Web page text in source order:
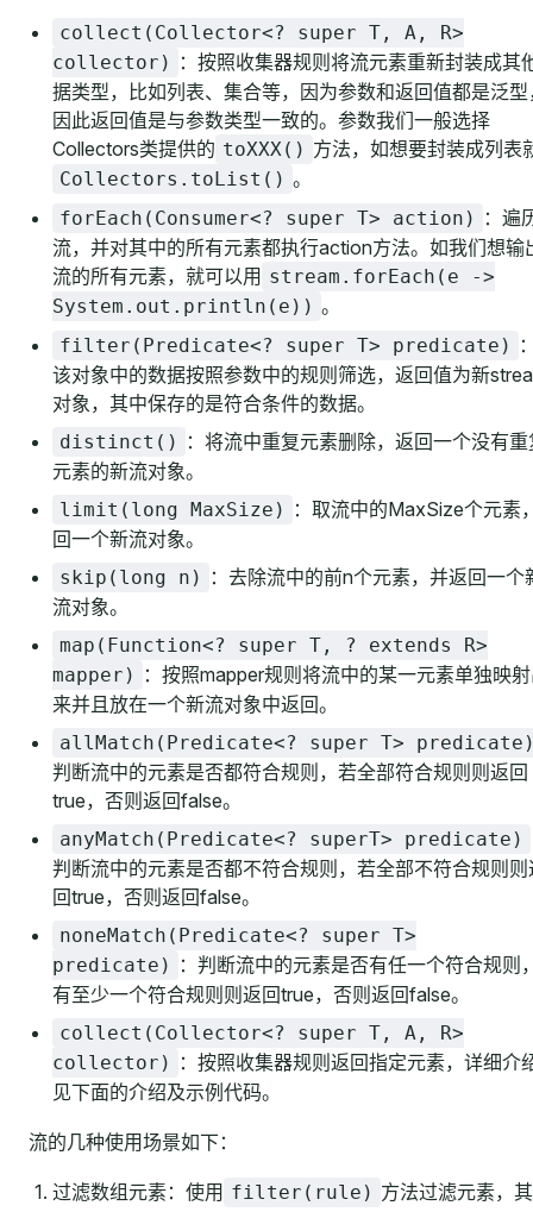
collect(Collector<? super T, A, R>
collector)
：按照收集器规则将流元素重新封装成其
据类型，比如列表、集合等，因为参数和返回值都是泛型
因此返回值是与参数类型一致的。参数我们一般选择
Collectors类提供的 toXXX() 方法，如想要封装成列表
Collectors.toList() 。
forEach(Consumer<? super T> action)
：遍
流，并对其中的所有元素都执行action方法。如我们想输
流的所有元素，就可以用 stream.forEach(e ->
System.out.println(e)) 。
filter(Predicate<? super T> predicate)
该对象中的数据按照参数中的规则筛选，返回值为新
对象，其中保存的是符合条件的数据。
distinct()
：将流中重复元素删除，返回一个没有重
元素的新流对象。
limit(long MaxSize)
：取流中的MaxSize个元素
回一个新流对象。
skip(long n)
：去除流中的前n个元素，并返回一个
流对象。
map(Function<? super T, ? extends R>
mapper)
：按照mapper规则将流中的某一元素单独映
来并且放在一个新流对象中返回。
allMatch(Predicate<? super T>
判断流中的元素是否都符合规则，若全部符合规则则返回
true，否则返回false。
anyMatch(Predicate<? superT> predicate)
判断流中的元素是否都不符合规则，若全部不符合规则则
回true，否则返回false。
noneMatch(Predicate<? super T>
predicate)
：判断流中的元素是否有任一个符合规则
有至少一个符合规则则返回true，否则返回false。
collect(Collector<? super T, A, R>
collector)
：按照收集器规则返回指定元素，详细介
见下面的介绍及示例代码。
流的几种使用场景如下：
过滤数组元素：使用 filter(rule) 方法过滤元素，